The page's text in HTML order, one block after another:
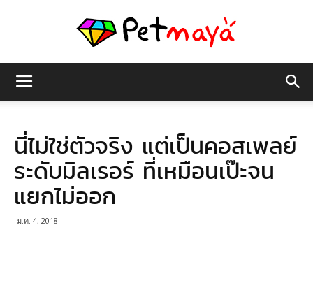
มายา
นี่ไม่ใช่ตัวจริง แต่เป็นคอสเพลย์
ระดับมิลเรอร์ ที่เหมือนเป๊ะจน
แยกไม่ออก
ม.ค. 4, 2018